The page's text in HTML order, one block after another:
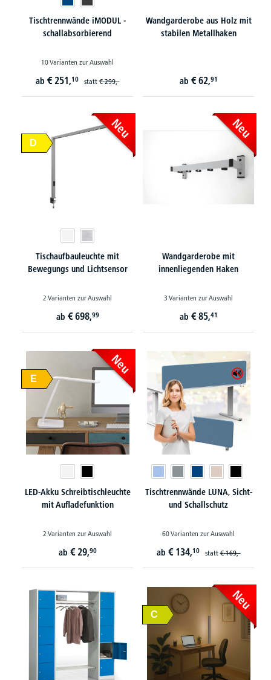
Tischtrennwände iMODUL -
schallabsorbierend
10 Varianten zur Auswahl
ab € 251,10 statt€ 299,-
Wandgarderobe aus Holz mit
stabilen Metallhaken
ab € 62,91
D
Neu
Tischaufbauleuchte mit
Bewegungs und Lichtsensor
2 Varianten zur Auswahl
ab € 698,99
Neu
Wandgarderobe mit
innenliegenden Haken
3 Varianten zur Auswahl
ab € 85,41
E
Neu
LED-Akku Schreibtischleuchte
mit Aufladefunktion
2 Varianten zur Auswahl
ab € 29,90
Tischtrennwände LUNA, Sicht-
und Schallschutz
60 Varianten zur Auswahl
ab € 134,10 statt€ 169,-
C
Neu